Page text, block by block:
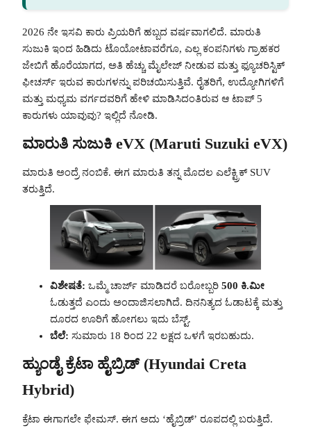
2026 ನೇ ಇಸವಿ ಕಾರು ಪ್ರಿಯರಿಗೆ ಹಬ್ಬದ ವರ್ಷವಾಗಲಿದೆ. ಮಾರುತಿ
ಸುಜುಕಿ ಇಂದ ಹಿಡಿದು ಟೊಯೋಟಾವರೆಗೂ, ಎಲ್ಲ ಕಂಪನಿಗಳು ಗ್ರಾಹಕರ
ಜೇಬಿಗೆ ಹೊರೆಯಾಗದ, ಅತಿ ಹೆಚ್ಚು ಮೈಲೇಜ್ ನೀಡುವ ಮತ್ತು ಫ್ಯೂಚರಿಸ್ಟಿಕ್
ಫೀಚರ್ಸ್ ಇರುವ ಕಾರುಗಳನ್ನು ಪರಿಚಯಿಸುತ್ತಿವೆ. ರೈತರಿಗೆ, ಉದ್ಯೋಗಿಗಳಿಗೆ
ಮತ್ತು ಮಧ್ಯಮ ವರ್ಗದವರಿಗೆ ಹೇಳಿ ಮಾಡಿಸಿದಂತಿರುವ ಆ ಟಾಪ್ 5
ಕಾರುಗಳು ಯಾವುವು? ಇಲ್ಲಿದೆ ನೋಡಿ.
ಮಾರುತಿ ಸುಜುಕಿ eVX (Maruti Suzuki eVX)
ಮಾರುತಿ ಅಂದ್ರೆ ನಂಬಿಕೆ. ಈಗ ಮಾರುತಿ ತನ್ನ ಮೊದಲ ಎಲೆಕ್ಟ್ರಿಕ್ SUV
ತರುತ್ತಿದೆ.
ವಿಶೇಷತೆ: ಒಮ್ಮೆ ಚಾರ್ಜ್ ಮಾಡಿದರೆ ಬರೋಬ್ಬರಿ 500 ಕಿ.ಮೀ
ಓಡುತ್ತದೆ ಎಂದು ಅಂದಾಜಿಸಲಾಗಿದೆ. ದಿನನಿತ್ಯದ ಓಡಾಟಕ್ಕೆ ಮತ್ತು
ದೂರದ ಊರಿಗೆ ಹೋಗಲು ಇದು ಬೆಸ್ಟ್.
ಬೆಲೆ: ಸುಮಾರು 18 ರಿಂದ 22 ಲಕ್ಷದ ಒಳಗೆ ಇರಬಹುದು.
ಹ್ಯುಂಡೈ ಕ್ರೆಟಾ ಹೈಬ್ರಿಡ್ (Hyundai Creta
Hybrid)
ಕ್ರೆಟಾ ಈಗಾಗಲೇ ಫೇಮಸ್. ಈಗ ಅದು ‘ಹೈಬ್ರಿಡ್’ ರೂಪದಲ್ಲಿ ಬರುತ್ತಿದೆ.